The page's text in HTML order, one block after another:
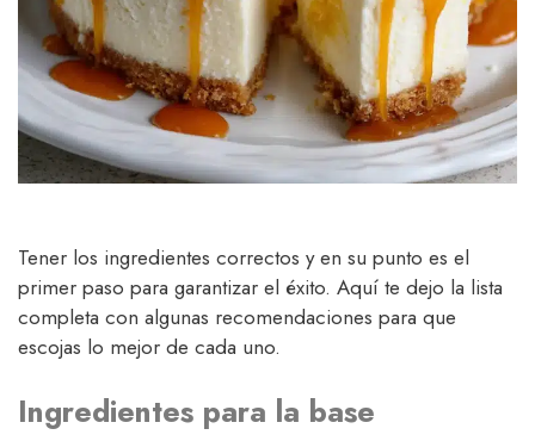
Tener los ingredientes correctos y en su punto es el
primer paso para garantizar el éxito. Aquí te dejo la lista
completa con algunas recomendaciones para que
escojas lo mejor de cada uno.
Ingredientes para la base